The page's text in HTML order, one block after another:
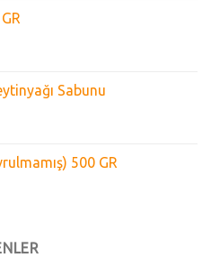
Sabunu
500 GR